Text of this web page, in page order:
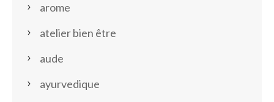
arome
atelier bien être
aude
ayurvedique